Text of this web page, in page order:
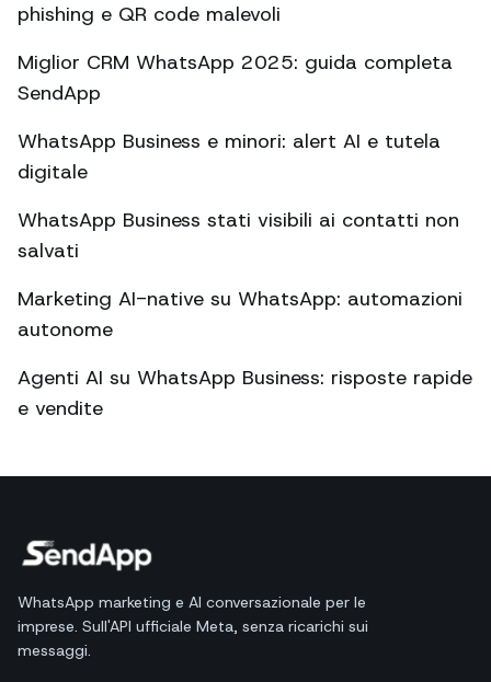
phishing e QR code malevoli
Miglior CRM WhatsApp 2025: guida completa
SendApp
WhatsApp Business e minori: alert AI e tutela
digitale
WhatsApp Business stati visibili ai contatti non
salvati
Marketing AI-native su WhatsApp: automazioni
autonome
Agenti AI su WhatsApp Business: risposte rapide
e vendite
WhatsApp marketing e AI conversazionale per le
imprese. Sull'API ufficiale Meta, senza ricarichi sui
messaggi.